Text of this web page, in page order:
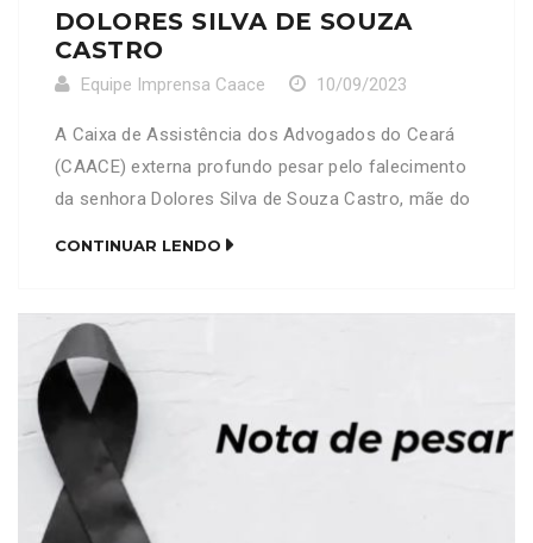
DOLORES SILVA DE SOUZA
CASTRO
Equipe Imprensa Caace 10/09/2023
A Caixa de Assistência dos Advogados do Ceará
(CAACE) externa profundo pesar pelo falecimento
da senhora Dolores Silva de Souza Castro, mãe do
pesar aos familiares e amigos enlutados com sua
partida.
CONTINUAR LENDO